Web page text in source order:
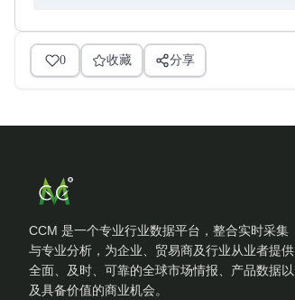
0 收藏 分享
CCM 是一个专业行业数据平台，整合实时采集
与专业分析，为企业、贸易商及行业从业者提供
全面、及时、可靠的全球市场情报、产品数据以
及具备价值的商业机会。